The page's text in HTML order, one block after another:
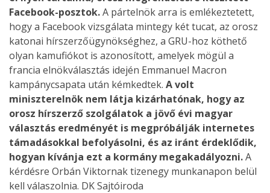
Facebook-posztok.A pártelnök arra is emlékeztetett,
hogy a Facebook vizsgálata mintegy két tucat, az orosz
katonai hírszerzőügynökséghez, a GRU-hoz köthető
olyan kamufiókot is azonosított, amelyek mögül a
francia elnökválasztás idején Emmanuel Macron
kampánycsapata után kémkedtek. A volt
miniszterelnök nem látja kizárhatónak, hogy az
orosz hírszerző szolgálatok a jövő évi magyar
választás eredményét is megpróbálják internetes
támadásokkal befolyásolni, és az iránt érdeklődik,
hogyan kívánja ezt a kormány megakadályozni.A
kérdésre Orbán Viktornak tizenegy munkanapon belül
kell válaszolnia. DK Sajtóiroda